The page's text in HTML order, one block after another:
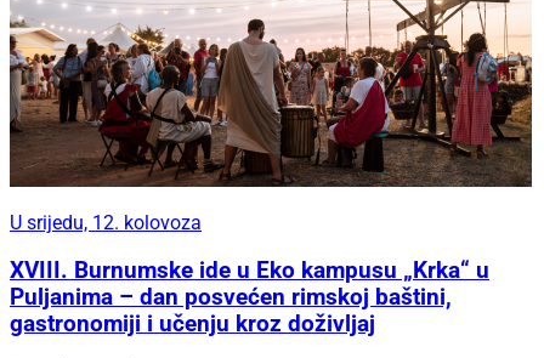
U srijedu, 12. kolovoza
XVIII. Burnumske ide u Eko kampusu „Krka“ u
Puljanima – dan posvećen rimskoj baštini,
gastronomiji i učenju kroz doživljaj